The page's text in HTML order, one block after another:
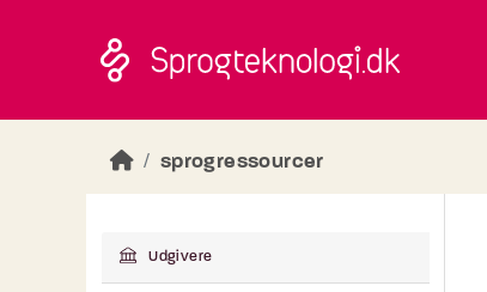
sprogressourcer
Udgivere